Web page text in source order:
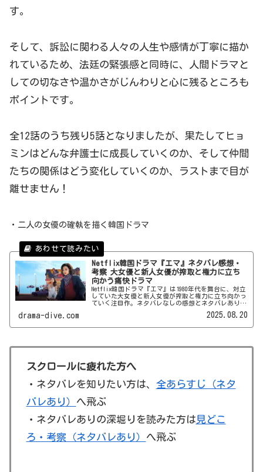
す。
そして、訴訟に関わる人々の人生や感情が丁寧に描か
れているため、法廷の緊張感と同時に、人間ドラマと
しての切なさや温かさがじんわりと心に残るところも
ポイントです。
全12話のうち残り5話となりましたが、果たしてヒョ
ミンはどんな弁護士に成長していくのか、そして仲間
たちの関係はどう変化していくのか、ラストまで目が
離せません！
・二人の女優の確執を描く韓国ドラマ
Netflix韓国ドラマ『エマ』ネタバレ感想・
考察 大女優と新人女優が搾取と権力に立ち
向かう痛快ドラマ
Netflix韓国ドラマ『エマ』は1980年代を舞台に、対立
していた大女優と新人女優が搾取と権力に立ち向かっ
ていく注目作。ネタバレなしの感想とネタバレありの
drama-dive.com 2025.08.20
スクロールに疲れた方へ
・ネタバレを知りたい方は、 全あらすじ（ネタ
バレあり） へ飛ぶ
・ネタバレありの深堀りを読みた方は見どこ
ろ・考察（ネタバレあり） へ飛ぶ